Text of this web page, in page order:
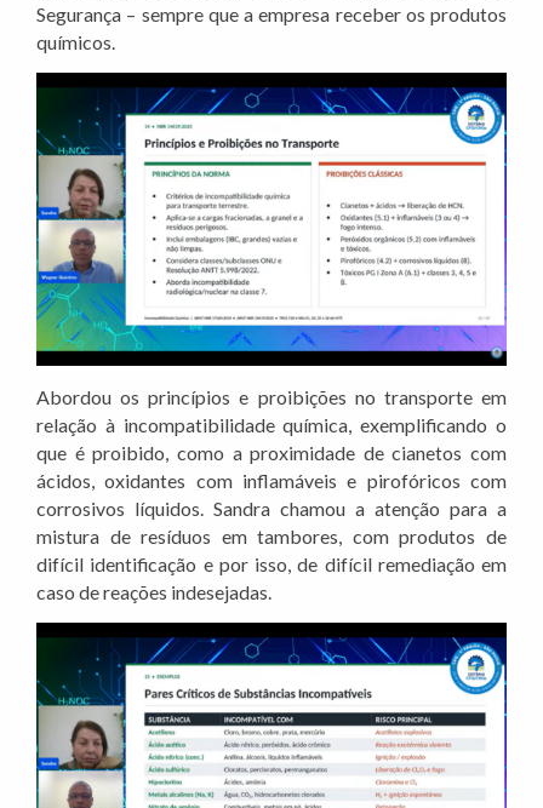
Segurança – sempre que a empresa receber os produtos
químicos.
Abordou os princípios e proibições no transporte em
relação à incompatibilidade química, exemplificando o
que é proibido, como a proximidade de cianetos com
ácidos, oxidantes com inflamáveis e pirofóricos com
corrosivos líquidos. Sandra chamou a atenção para a
mistura de resíduos em tambores, com produtos de
difícil identificação e por isso, de difícil remediação em
caso de reações indesejadas.